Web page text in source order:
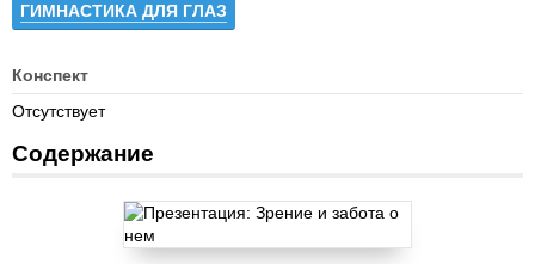
ГИМНАСТИКА ДЛЯ ГЛАЗ
Конспект
Отсутствует
Содержание